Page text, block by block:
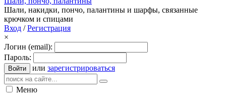
Шали, накидки, пончо, палантины и шарфы, связанные
крючком и спицами
Вход /Регистрация
×
Логин (email):
Пароль:
Войти или зарегистрироваться
Меню